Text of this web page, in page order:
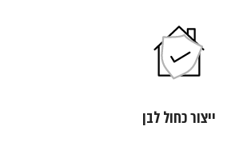
ייצור כחול לבן